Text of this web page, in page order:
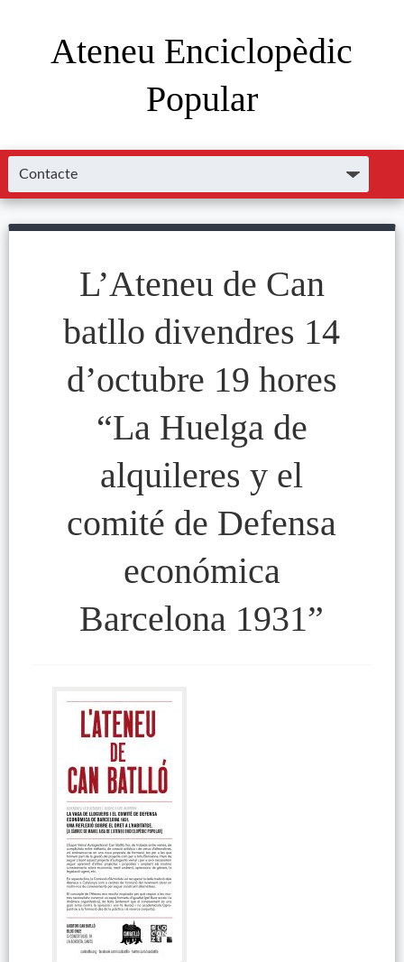
Ateneu Enciclopèdic
Popular
L’Ateneu de Can
batllo divendres 14
d’octubre 19 hores
“La Huelga de
alquileres y el
comité de Defensa
económica
Barcelona 1931”